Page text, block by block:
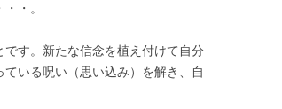
・。
す。新たな信念を植え付けて自分
いる呪い（思い込み）を解き、自